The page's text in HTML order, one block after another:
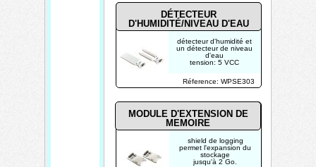
Réference: WPSE303
DÉTECTEUR
D'HUMIDITÉ/NIVEAU D'EAU
MODULE D'EXTENSION DE
MEMOIRE
shield de logging
permet l'expansion du
stockage
jusqu'à 2 Go.
détecteur d'humidité et
un détecteur de niveau
d'eau
tension: 5 VCC